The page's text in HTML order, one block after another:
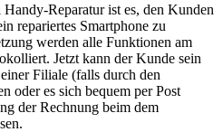
Reparatur ist es, den Kunden
repariertes Smartphone zu
werden alle Funktionen am
Jetzt kann der Kunde sein
Filiale (falls durch den
oder es sich bequem per Post
der Rechnung beim dem